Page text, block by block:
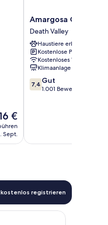
€
Sept.
Amargosa
Opera
House
Death
Valley
Amargosa Opera
Death Valley
Haustiere erlaubt
Kostenlose Parkplätze
Kostenloses WLAN
Klimaanlage
7.4
von
7,4 Gut
1.001 Bewertungen
registrieren